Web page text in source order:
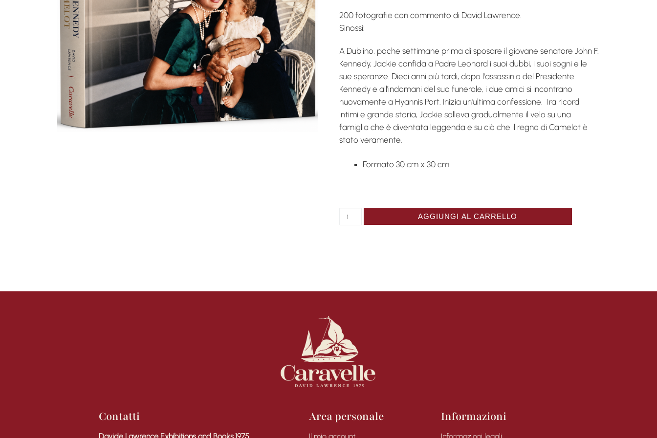
200 fotografie con commento di David Lawrence.
Sinossi:
A Dublino, poche settimane prima di sposare il giovane senatore John F.
Kennedy, Jackie confida a Padre Leonard i suoi dubbi, i suoi sogni e le
sue speranze. Dieci anni più tardi, dopo l'assassinio del Presidente
Kennedy e all'indomani del suo funerale, i due amici si incontrano
nuovamente a Hyannis Port. Inizia un'ultima confessione. Tra ricordi
intimi e grande storia, Jackie solleva gradualmente il velo su una
famiglia che è diventata leggenda e su ciò che il regno di Camelot è
stato veramente.
Formato 30 cm x 30 cm
AGGIUNGI AL CARRELLO
Contatti Area personale Informazioni